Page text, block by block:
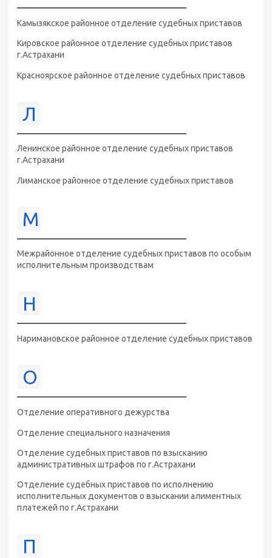
Камызякское районное отделение судебных приставов
Кировское районное отделение судебных приставов
г.Астрахани
Красноярское районное отделение судебных приставов
Л
Ленинское районное отделение судебных приставов
г.Астрахани
Лиманское районное отделение судебных приставов
М
Межрайонное отделение судебных приставов по особым
исполнительным производствам
Н
Наримановское районное отделение судебных приставов
О
Отделение оперативного дежурства
Отделение специального назначения
Отделение судебных приставов по взысканию
административных штрафов по г.Астрахани
Отделение судебных приставов по исполнению
исполнительных документов о взыскании алиментных
платежей по г.Астрахани
П